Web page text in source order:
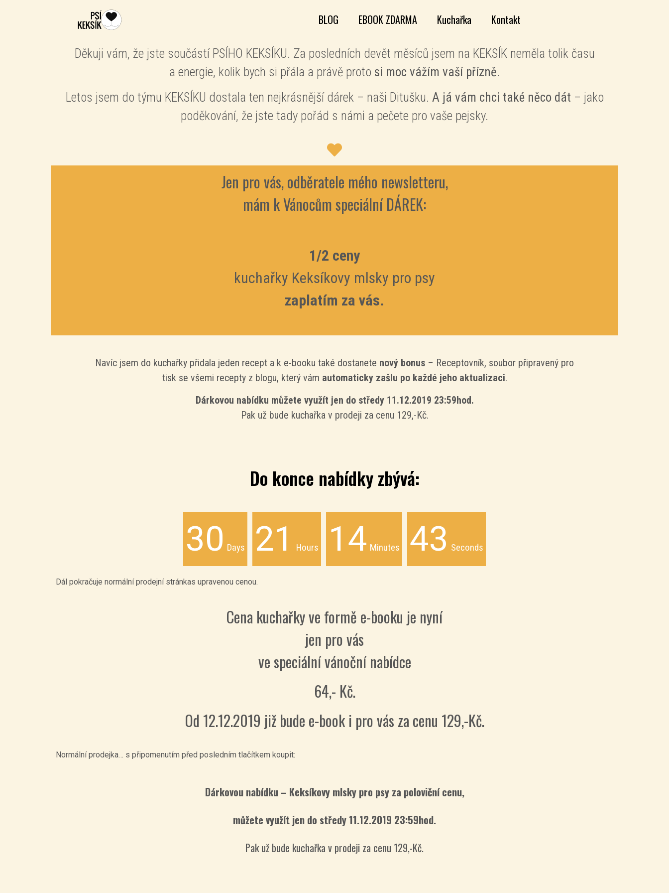
BLOG EBOOK ZDARMA Kuchařka Kontakt
Děkuji vám, že jste součástí PSÍHO KEKSÍKU. Za posledních devět měsíců jsem na KEKSÍK neměla tolik času
a energie, kolik bych si přála a právě proto si moc vážím vaší přízně.
Letos jsem do týmu KEKSÍKU dostala ten nejkrásnější dárek – naši Ditušku. A já vám chci také něco dát – jako
poděkování, že jste tady pořád s námi a pečete pro vaše pejsky.
Jen pro vás, odběratele mého newsletteru,
mám k Vánocům speciální DÁREK:
1/2 ceny
kuchařky Keksíkovy mlsky pro psy
zaplatím za vás.
Navíc jsem do kuchařky přidala jeden recept a k e-booku také dostanete nový bonus – Receptovník, soubor připravený pro
tisk se všemi recepty z blogu, který vám automaticky zašlu po každé jeho aktualizaci.
Dárkovou nabídku můžete využít jen do středy 11.12.2019 23:59hod.
Pak už bude kuchařka v prodeji za cenu 129,-Kč.
Do konce nabídky zbývá:
30 Days 21 Hours 14 Minutes 42 Seconds
Dál pokračuje normální prodejní stránkas upravenou cenou.
Cena kuchařky ve formě e-booku je nyní
jen pro vás
ve speciální vánoční nabídce
64,- Kč.
Od 12.12.2019 již bude e-book i pro vás za cenu 129,-Kč.
Normální prodejka… s připomenutím před posledním tlačítkem koupit:
Dárkovou nabídku – Keksíkovy mlsky pro psy za poloviční cenu,
můžete využít jen do středy 11.12.2019 23:59hod.
Pak už bude kuchařka v prodeji za cenu 129,-Kč.